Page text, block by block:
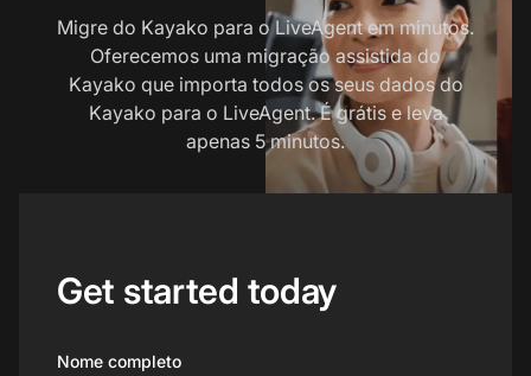
Migre do Kayako para o LiveAgent em minutos.
Oferecemos uma migração assistida do
Kayako que importa todos os seus dados do
Kayako para o LiveAgent. É grátis e leva
apenas 5 minutos.
Get started today
Nome completo